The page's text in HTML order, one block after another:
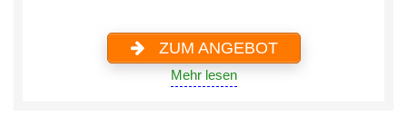
ZUM ANGEBOT
Mehr lesen